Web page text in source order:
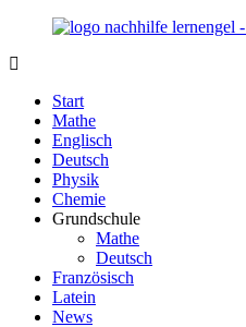
Zurück
Inhalt
Lernengel.de
Nachhilfe-
Eule
berät
zum
Thema
Nachhilfe
Lernen
wieder
Spaß
Start
Mathe
Englisch
Deutsch
Physik
Chemie
Grundschule
Mathe
Deutsch
Französisch
Latein
News